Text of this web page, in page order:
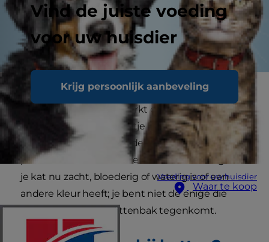
Vind de juiste voeding
voor uw huisdier
Krijg persoonlijk aanbeveling
Voeding voor uw huisdier
Waar te koop
Heb je de laatste tijd tijdens het schoonmaken
van de kattenbak gemerkt dat je kat diarree
heeft en ben je een beetje bezorgd? Miljoenen
kattenbaasjes ondervinden elk jaar ditzelfde
probleem met hun katten. Of de ontlasting van
je kat nu zacht, bloederig of waterig is of een
andere kleur heeft; je bent niet de enige die
deze dingen in de kattenbak tegenkomt.